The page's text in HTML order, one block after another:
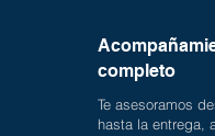
completo
Te asesoramos
hasta la entrega,